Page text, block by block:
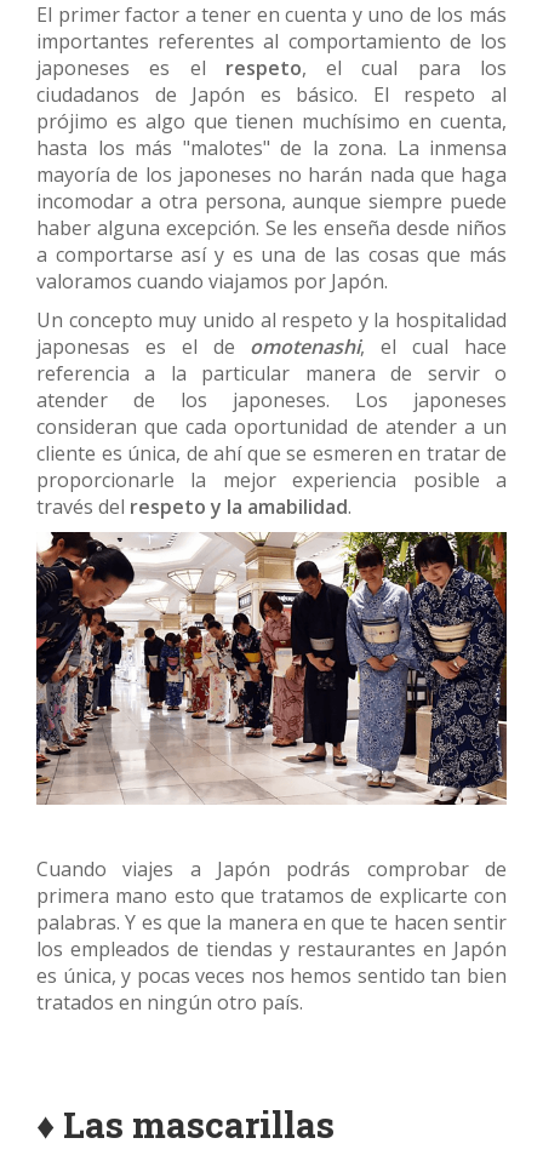
El primer factor a tener en cuenta y uno de los más
importantes referentes al comportamiento de los
japoneses es el respeto, el cual para los
ciudadanos de Japón es básico. El respeto al
prójimo es algo que tienen muchísimo en cuenta,
hasta los más "malotes" de la zona. La inmensa
mayoría de los japoneses no harán nada que haga
incomodar a otra persona, aunque siempre puede
haber alguna excepción. Se les enseña desde niños
a comportarse así y es una de las cosas que más
valoramos cuando viajamos por Japón.
Un concepto muy unido al respeto y la hospitalidad
japonesas es el de omotenashi, el cual hace
referencia a la particular manera de servir o
atender de los japoneses. Los japoneses
consideran que cada oportunidad de atender a un
cliente es única, de ahí que se esmeren en tratar de
proporcionarle la mejor experiencia posible a
través del respeto y la amabilidad.
Cuando viajes a Japón podrás comprobar de
primera mano esto que tratamos de explicarte con
palabras. Y es que la manera en que te hacen sentir
los empleados de tiendas y restaurantes en Japón
es única, y pocas veces nos hemos sentido tan bien
tratados en ningún otro país.
♦ Las mascarillas